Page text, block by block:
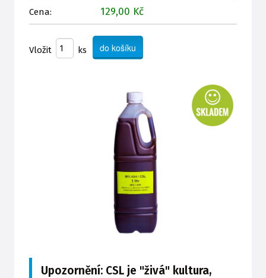
Cena: 129,00 Kč
Vložit ks
Upozornění: CSL je "živá" kultura,